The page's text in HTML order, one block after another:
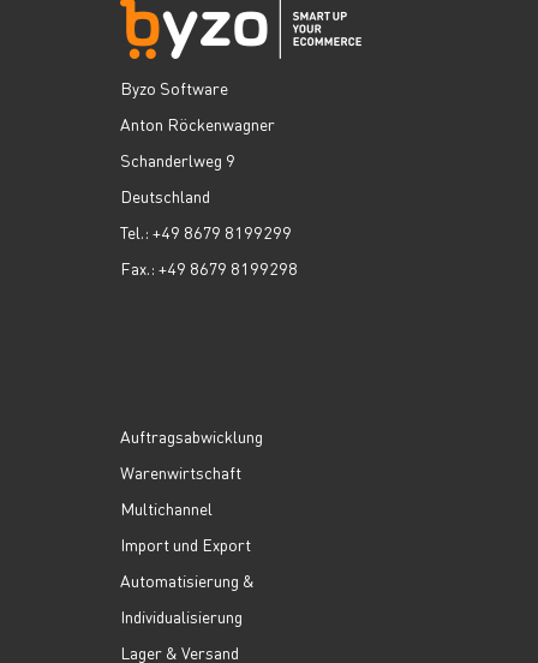
Byzo Software
Anton Röckenwagner
Schanderlweg 9
Deutschland
Tel.: +49 8679 8199299
Fax.: +49 8679 8199298
Auftragsabwicklung
Warenwirtschaft
Multichannel
Import und Export
Automatisierung &
Individualisierung
Lager & Versand